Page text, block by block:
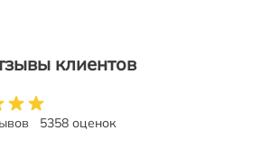
клиентов
5358 оценок